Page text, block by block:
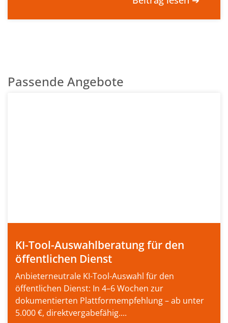
Passende Angebote
KI-Tool-Auswahlberatung für den
öffentlichen Dienst
Anbieterneutrale KI-Tool-Auswahl für den
öffentlichen Dienst: In 4–6 Wochen zur
dokumentierten Plattformempfehlung – ab unter
5.000 €, direktvergabefähig....